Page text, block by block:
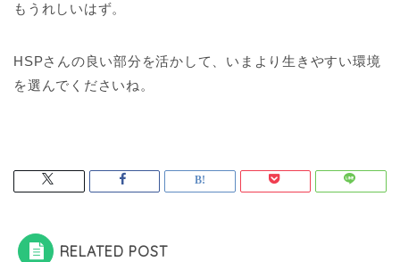
もうれしいはず。
HSPさんの良い部分を活かして、いまより生きやすい環境
を選んでくださいね。
RELATED POST